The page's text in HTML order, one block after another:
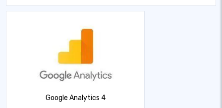
Google Analytics 4